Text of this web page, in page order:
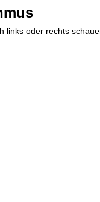
oder rechts